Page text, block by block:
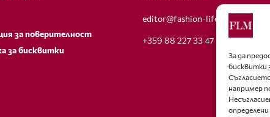
За да
бисквитки
например
за поверителност
за бисквитки
editor@fashion-lifestyle.net
+359 88 227 33 47